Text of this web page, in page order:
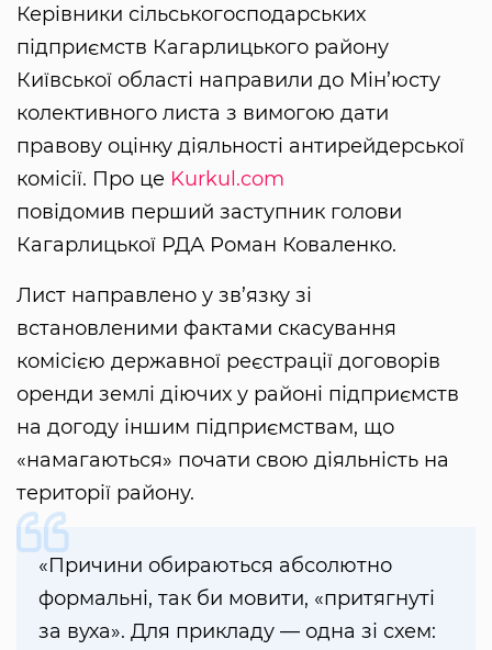
Керівники сільськогосподарських
підприємств Кагарлицького району
Київської області направили до Мін’юсту
колективного листа з вимогою дати
правову оцінку діяльності антирейдерської
комісії. Про це Kurkul.com
повідомив перший заступник голови
Кагарлицької РДА Роман Коваленко.
Лист направлено у зв’язку зі
встановленими фактами скасування
комісією державної реєстрації договорів
оренди землі діючих у районі підприємств
на догоду іншим підприємствам, що
«намагаються» почати свою діяльність на
території району.
«Причини обираються абсолютно
формальні, так би мовити, «притягнуті
за вуха». Для прикладу — одна зі схем: